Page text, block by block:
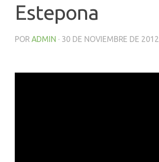
Estepona
POR ADMIN · 30 DE NOVIEMBRE DE 2012